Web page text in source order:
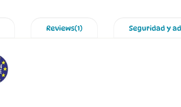
Reviews(1) Seguridad y